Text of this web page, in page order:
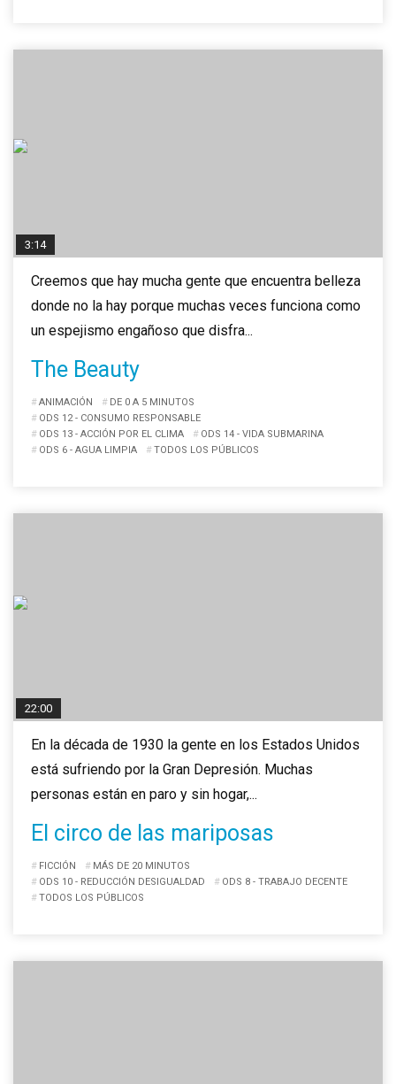
3:14
ANIMACIÓN
DE 0 A 5 MINUTOS
ODS 12 - CONSUMO RESPONSABLE
ODS 13 - ACCIÓN POR EL CLIMA
ODS 14 - VIDA SUBMARINA
ODS 6 - AGUA LIMPIA
TODOS LOS PÚBLICOS
The Beauty
Creemos que hay mucha gente que encuentra belleza
donde no la hay porque muchas veces funciona como
un espejismo engañoso que disfra...
22:00
FICCIÓN
MÁS DE 20 MINUTOS
ODS 10 - REDUCCIÓN DESIGUALDAD
ODS 8 - TRABAJO DECENTE
TODOS LOS PÚBLICOS
El circo de las mariposas
En la década de 1930 la gente en los Estados Unidos
está sufriendo por la Gran Depresión. Muchas
personas están en paro y sin hogar,...